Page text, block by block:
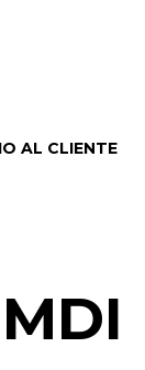
AL CLIENTE